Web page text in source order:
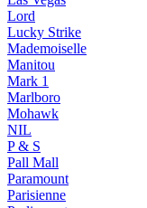
Lord
Lucky Strike
Mademoiselle
Manitou
Mark 1
Marlboro
Mohawk
NIL
P & S
Pall Mall
Paramount
Parisienne